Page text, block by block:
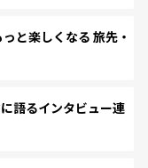
と楽しくなる 旅先・
語るインタビュー連